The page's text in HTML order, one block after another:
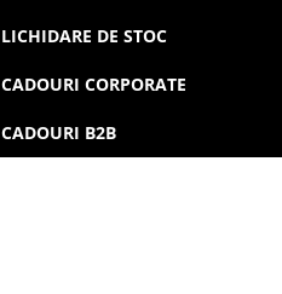
LICHIDARE DE STOC
CADOURI CORPORATE
CADOURI B2B